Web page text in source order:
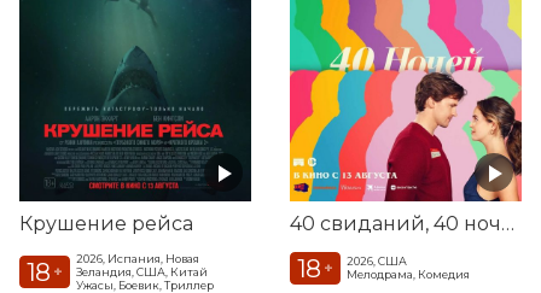
Крушение рейса
18 +
2026, Испания, Новая
Зеландия, США, Китай
Ужасы, Боевик, Триллер
40 свиданий, 40 ночей
18 +
2026, США
Мелодрама, Комедия